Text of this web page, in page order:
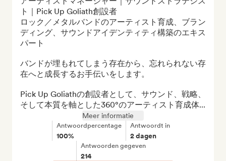
ト｜Pick Up Goliath創設者
ロック／メタルバンドのアーティスト育成、ブラン
ディング、サウンドアイデンティティ構築のエキス
パート
バンドが埋もれてしまう存在から、忘れられない存
在へと成長するお手伝いをします。
Pick Up Goliathの創設者として、サウンド、戦略、
そして本質を軸とした360°のアーティスト育成体...
Meer informatie
Antwoordpercentage
100%
Antwoordt in
2 dagen
Antwoorden gegeven
214